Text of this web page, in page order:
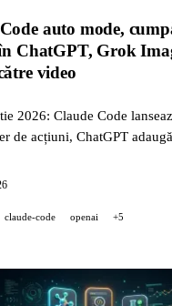
auto mode,
ChatGPT, Grok
video
2026: Claude Code
de acțiuni, ChatGPT
Imagine pentru
claude-code openai +5